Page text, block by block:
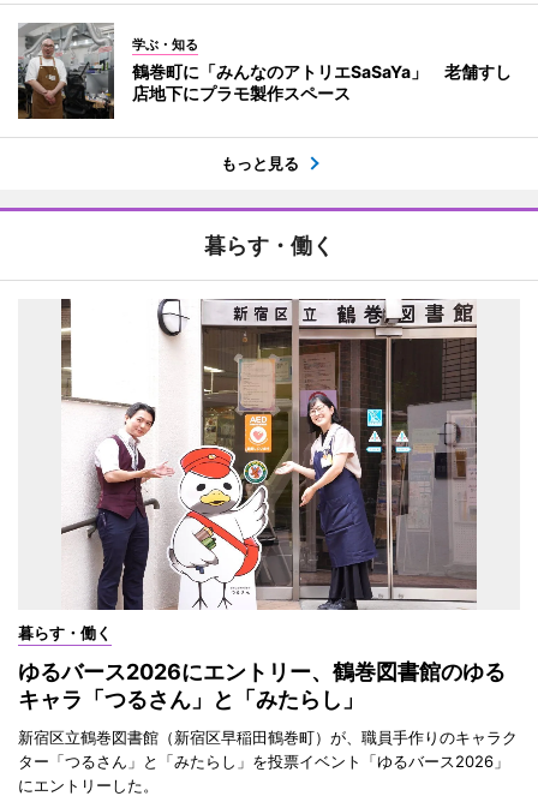
学ぶ・知る
鶴巻町に「みんなのアトリエSaSaYa」 老舗すし
店地下にプラモ製作スペース
もっと見る
暮らす・働く
暮らす・働く
ゆるバース2026にエントリー、鶴巻図書館のゆる
キャラ「つるさん」と「みたらし」
新宿区立鶴巻図書館（新宿区早稲田鶴巻町）が、職員手作りのキャラク
ター「つるさん」と「みたらし」を投票イベント「ゆるバース2026」
にエントリーした。